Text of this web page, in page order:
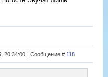
20:34:00 | Сообщение # 118